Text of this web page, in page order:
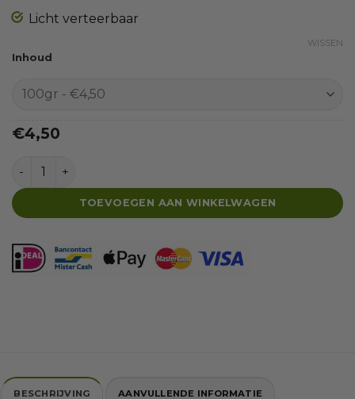
Licht verteerbaar
Inhoud
WISSEN
€4,50
Gedroogde kippennek aantal
TOEVOEGEN AAN WINKELWAGEN
BESCHRIJVING AANVULLENDE INFORMATIE